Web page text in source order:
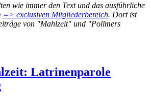
wie immer den Text und das ausführliche
=> exclusiven Mitgliederbereich. Dort ist
von "Mahlzeit" und "Pollmers
Latrinenparole